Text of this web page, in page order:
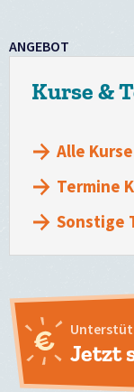
ANGEBOT
Kurse &
Alle Kurse
Termine
Sonstige
Jetzt